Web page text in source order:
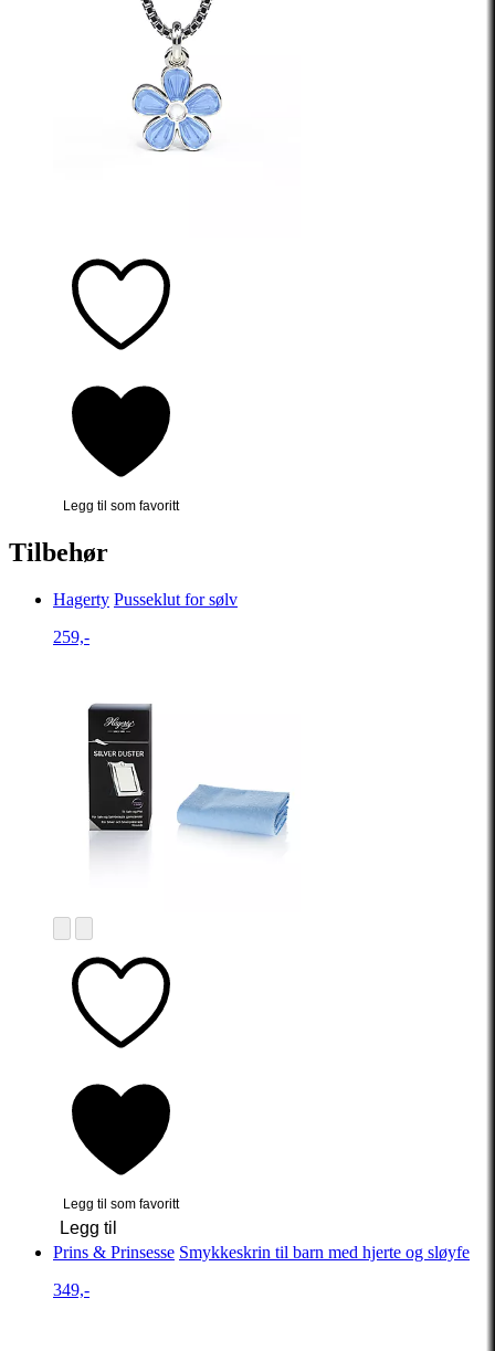
Legg til som favoritt
Tilbehør
Hagerty Pusseklut for sølv
259,-
Legg til som favoritt
Legg til
Prins & Prinsesse Smykkeskrin til barn med hjerte og sløyfe
349,-